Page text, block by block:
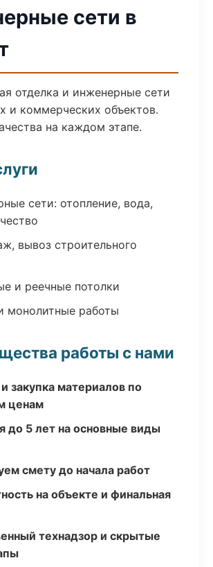
сети в
отделка и инженерные сети
и коммерческих объектов.
на каждом этапе.
сети: отопление, вода,
вывоз строительного
и реечные потолки
монолитные работы
работы с нами
закупка материалов по
ценам
до 5 лет на основные виды
смету до начала работ
на объекте и финальная
технадзор и скрытые